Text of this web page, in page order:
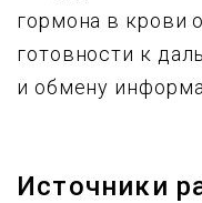
гормона в крови
готовности к
и обмену
Источники